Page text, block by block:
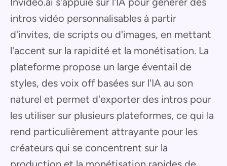
intros vidéo personnalisables à partir
d'invites, de scripts ou d'images, en mettant
l'accent sur la rapidité et la monétisation. La
plateforme propose un large éventail de
styles, des voix off basées sur l'IA au son
naturel et permet d'exporter des intros pour
les utiliser sur plusieurs plateformes, ce qui la
rend particulièrement attrayante pour les
créateurs qui se concentrent sur la